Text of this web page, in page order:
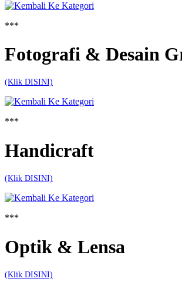
***
Fotografi & Desain
(Klik DISINI)
***
Handicraft
(Klik DISINI)
***
Optik & Lensa
(Klik DISINI)